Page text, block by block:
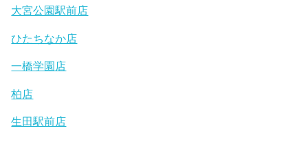
大宮公園駅前店
ひたちなか店
一橋学園店
柏店
生田駅前店